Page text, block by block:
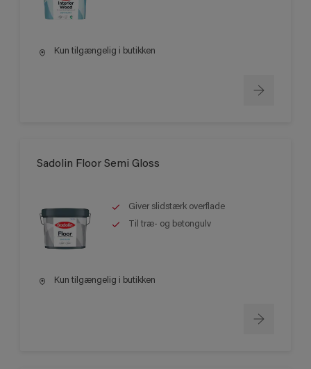
Kun tilgængelig i butikken
Sadolin Floor Semi Gloss
Giver slidstærk overflade
Til træ- og betongulv
Kun tilgængelig i butikken